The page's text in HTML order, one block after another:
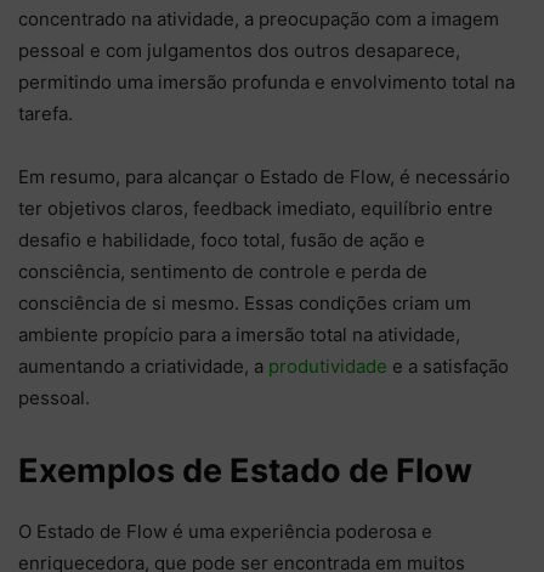
concentrado na atividade, a preocupação com a imagem
pessoal e com julgamentos dos outros desaparece,
permitindo uma imersão profunda e envolvimento total na
tarefa.
Em resumo, para alcançar o Estado de Flow, é necessário
ter objetivos claros, feedback imediato, equilíbrio entre
desafio e habilidade, foco total, fusão de ação e
consciência, sentimento de controle e perda de
consciência de si mesmo. Essas condições criam um
ambiente propício para a imersão total na atividade,
aumentando a criatividade, a produtividade e a satisfação
pessoal.
Exemplos de Estado de Flow
O Estado de Flow é uma experiência poderosa e
enriquecedora, que pode ser encontrada em muitos